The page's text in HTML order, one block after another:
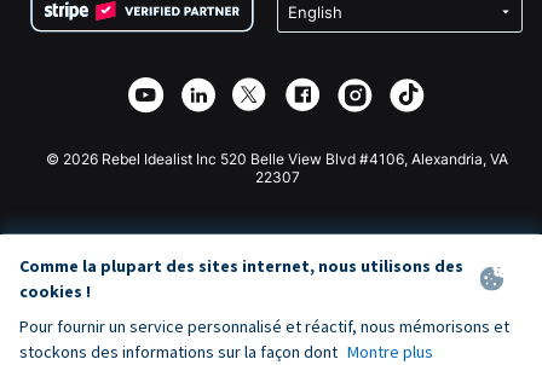
Confidentialité
Partenariat d'affiliation
Bibliothèque
Collecte de fonds caritative
Plugin de don Wix
Application de don Webflow
Don Joomla
© 2026 Rebel Idealist Inc 520 Belle View Blvd #4106, Alexandria, VA
22307
Comme la plupart des sites internet, nous utilisons des
cookies !
Pour fournir un service personnalisé et réactif, nous mémorisons et
stockons des informations sur la façon dont Montre plus